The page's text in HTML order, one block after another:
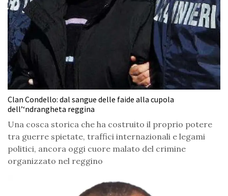
Clan Condello: dal sangue delle faide alla cupola
dell’‘ndrangheta reggina
Una cosca storica che ha costruito il proprio potere
tra guerre spietate, traffici internazionali e legami
politici, ancora oggi cuore malato del crimine
organizzato nel reggino